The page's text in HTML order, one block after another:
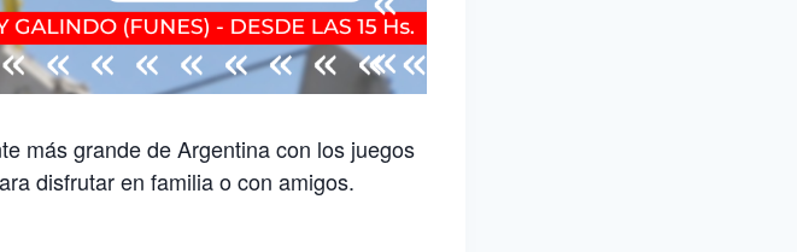
más grande de Argentina con los juegos
disfrutar en familia o con amigos.